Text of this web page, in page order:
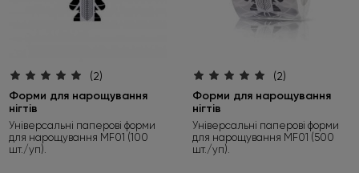
за новинками
(2)
Форми для нарощування
нігтів
Універсальні паперові форми
для нарощування MF01 (100
шт./уп).
(2)
Форми для нарощування
нігтів
Універсальні паперові форми
для нарощування MF01 (500
шт./уп).